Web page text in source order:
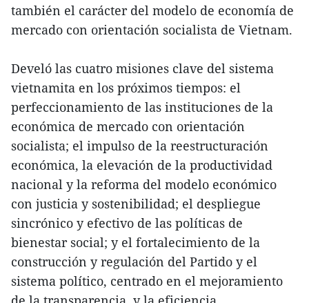
también el carácter del modelo de economía de
mercado con orientación socialista de Vietnam.
Develó las cuatro misiones clave del sistema
vietnamita en los próximos tiempos: el
perfeccionamiento de las instituciones de la
económica de mercado con orientación
socialista; el impulso de la reestructuración
económica, la elevación de la productividad
nacional y la reforma del modelo económico
con justicia y sostenibilidad; el despliegue
sincrónico y efectivo de las políticas de
bienestar social; y el fortalecimiento de la
construcción y regulación del Partido y el
sistema político, centrado en el mejoramiento